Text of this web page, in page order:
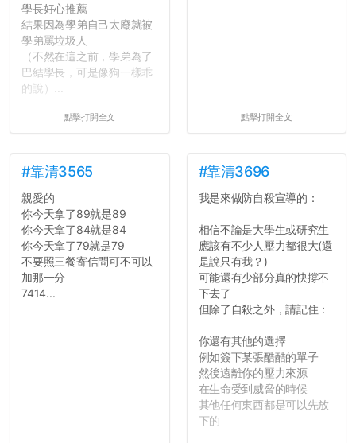
學長好心推薦
結果因為學弟自己太廢就被
學弟罵垃圾人
（不然在這之前，學弟為了
巴結學長，可是像狗一樣乖
的說）...
點擊打開全文 點擊打開全文
#靠清3565
親愛的
你今天拿了89就是89
你今天拿了84就是84
你今天拿了79就是79
不要照三餐寄信問可不可以
加那一分
7414...
#靠清3696
我是來做防自殺宣導的：
相信不論是大學生或研究生
應該有不少人壓力都很大(還
是說只有我？)
可能還有少部分真的快撐不
下去了
但除了自殺之外，請記住：
你還有其他的選擇
例如簽下某張酷酷的單子
然後遠離你的壓力來源
在生命受到威脅的時候
其他任何東西都是可以先放
下的